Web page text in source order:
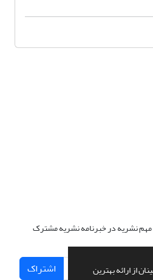
از ارائه بهترین
مهم نشریه در خبرنامه نشریه مشترک
اشتراک